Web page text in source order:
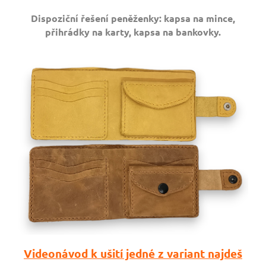
Dispoziční řešení peněženky: kapsa na mince,
přihrádky na karty, kapsa na bankovky.
Videonávod k ušití jedné z variant najdeš